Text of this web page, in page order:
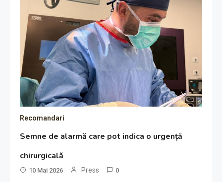
Recomandari
Semne de alarmă care pot indica o urgență
chirurgicală
10 Mai 2026 Press 0